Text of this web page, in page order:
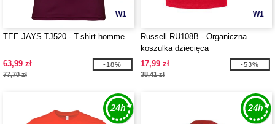
W1
TEE JAYS TJ520 - T-shirt homme
63,99 zł
77,70 zł
-18%
W1
Russell RU108B - Organiczna
koszulka dziecięca
17,99 zł
38,41 zł
-53%